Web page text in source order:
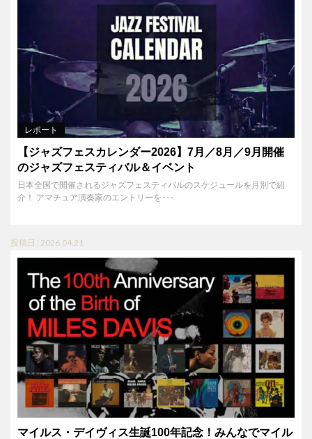
レポート
【ジャズフェスカレンダー2026】7月／8月／9月開催
のジャズフェスティバル＆イベント
日本全国で開催されるジャズフェスティバルのスケジュールを月別で紹
介！ アマチュア演奏家のエントリーを･･･
投稿日 : 2026.04.21
マイルス・デイヴィス生誕100年記念！みんなでマイル